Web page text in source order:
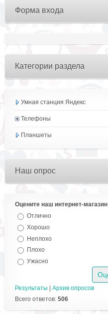
Форма входа
Категории раздела
Умная станция Яндекс
Телефоны
Планшеты
Наш опрос
Оцените наш интернет-магазин
Отлично
Хорошо
Неплохо
Плохо
Ужасно
Результаты
Архив опросов
Всего ответов: 506